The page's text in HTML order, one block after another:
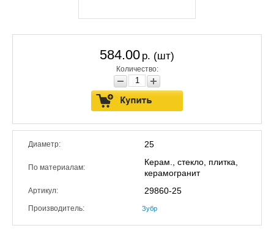
584.00 р. (шт)
Количество:
Диаметр: 25
По материалам:
Керам., стекло, плитка,
керамогранит
Артикул: 29860-25
Производитель: Зубр